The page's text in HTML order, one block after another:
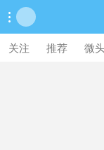

关注 推荐 微